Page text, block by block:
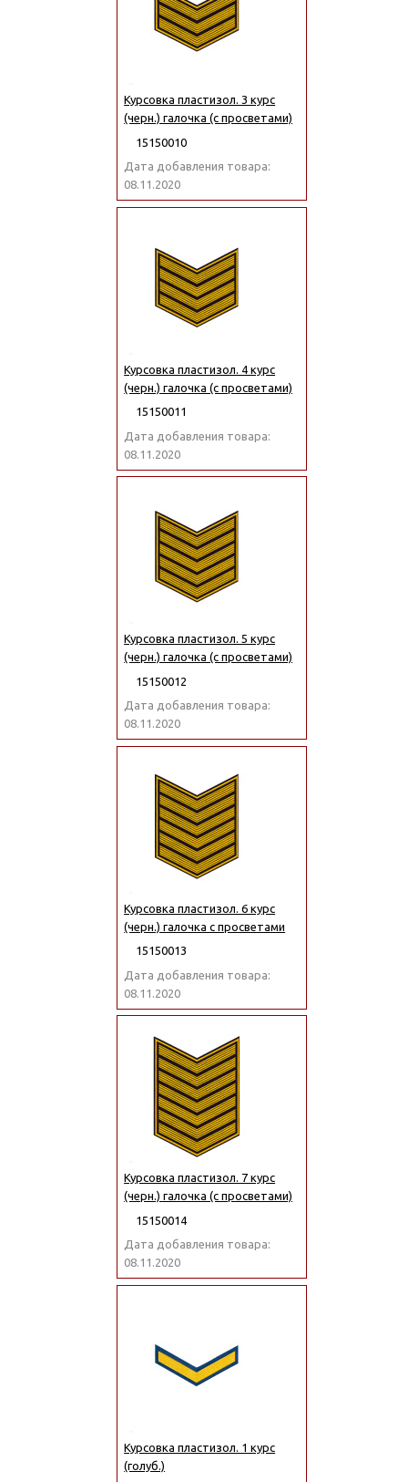
Курсовка пластизол. 3 курс
(черн.) галочка (с просветами)
15150010
Дата добавления товара:
08.11.2020
Курсовка пластизол. 4 курс
(черн.) галочка (с просветами)
15150011
Дата добавления товара:
08.11.2020
Курсовка пластизол. 5 курс
(черн.) галочка (с просветами)
15150012
Дата добавления товара:
08.11.2020
Курсовка пластизол. 6 курс
(черн.) галочка с просветами
15150013
Дата добавления товара:
08.11.2020
Курсовка пластизол. 7 курс
(черн.) галочка (с просветами)
15150014
Дата добавления товара:
08.11.2020
Курсовка пластизол. 1 курс
(голуб.)